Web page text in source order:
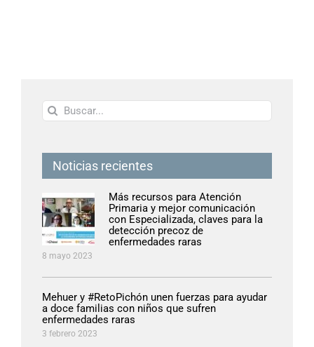
Buscar:
Noticias recientes
Más recursos para Atención
Primaria y mejor comunicación
con Especializada, claves para la
detección precoz de
enfermedades raras
8 mayo 2023
Mehuer y #RetoPichón unen fuerzas para ayudar
a doce familias con niños que sufren
enfermedades raras
3 febrero 2023